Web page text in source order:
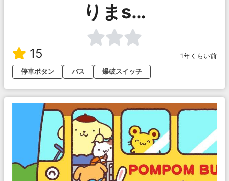
りまs…
15
1年くらい前
停車ボタン
バス 爆破スイッチ